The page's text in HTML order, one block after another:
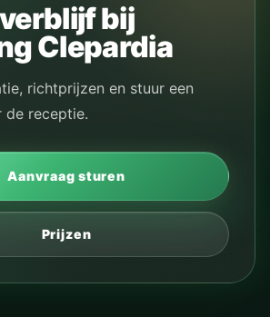
bij
Clepardia
richtprijzen en stuur een
de receptie.
Aanvraag sturen
Prijzen